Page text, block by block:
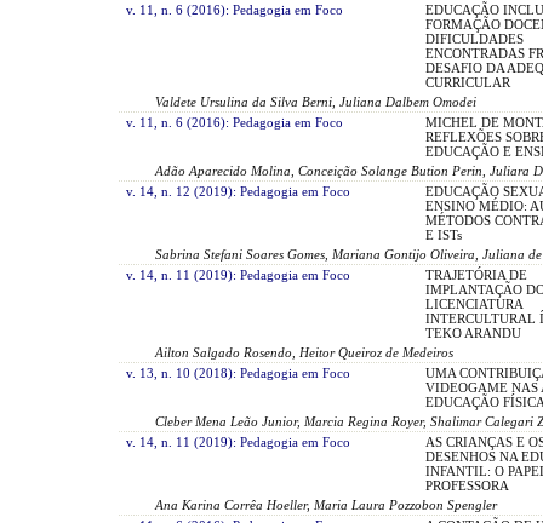
v. 11, n. 6 (2016): Pedagogia em Foco
EDUCAÇÃO
FORMAÇÃO
DIFICULDADES
ENCONTRADAS
DESAFIO DA
CURRICULAR
Valdete Ursulina da Silva Berni, Juliana Dalbem Omodei
v. 11, n. 6 (2016): Pedagogia em Foco
MICHEL DE
REFLEXÕES
EDUCAÇÃO E
Adão Aparecido Molina, Conceição Solange Bution Perin, Juliara
v. 14, n. 12 (2019): Pedagogia em Foco
EDUCAÇÃO
ENSINO MÉDIO:
MÉTODOS
E ISTs
Sabrina Stefani Soares Gomes, Mariana Gontijo Oliveira, Juliana de
v. 14, n. 11 (2019): Pedagogia em Foco
TRAJETÓRIA DE
IMPLANTAÇÃO
LICENCIATURA
INTERCULTURAL
TEKO ARANDU
Ailton Salgado Rosendo, Heitor Queiroz de Medeiros
v. 13, n. 10 (2018): Pedagogia em Foco
UMA
VIDEOGAME NAS
EDUCAÇÃO
Cleber Mena Leão Junior, Marcia Regina Royer, Shalimar Calegari
v. 14, n. 11 (2019): Pedagogia em Foco
AS CRIANÇAS E
DESENHOS NA
INFANTIL: O
PROFESSORA
Ana Karina Corrêa Hoeller, Maria Laura Pozzobon Spengler